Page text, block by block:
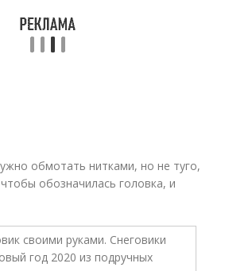
обмотать нитками, но не туго,
обозначилась головка, и